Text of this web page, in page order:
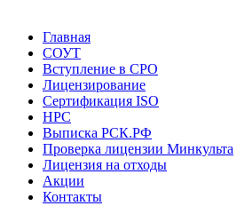
Главная
СОУТ
Вступление в СРО
Лицензирование
Сертификация ISO
НРС
Выписка РСК.РФ
Проверка лицензии Минкульта
Лицензия на отходы
Акции
Контакты